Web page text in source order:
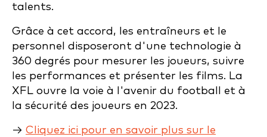
talents.
Grâce à cet accord, les entraîneurs et le
personnel disposeront d'une technologie à
360 degrés pour mesurer les joueurs, suivre
les performances et présenter les films. La
XFL ouvre la voie à l'avenir du football et à
la sécurité des joueurs en 2023.
→ Cliquez ici pour en savoir plus sur le